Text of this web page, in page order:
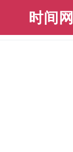
时间网